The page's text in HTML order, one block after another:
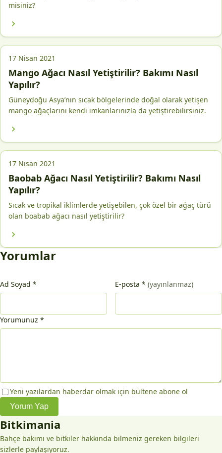
misiniz?
17 Nisan 2021
Mango Ağacı Nasıl Yetiştirilir? Bakımı Nasıl
Yapılır?
Güneydoğu Asya’nın sıcak bölgelerinde doğal olarak yetişen
mango ağaçlarını kendi imkanlarınızla da yetiştirebilirsiniz.
17 Nisan 2021
Baobab Ağacı Nasıl Yetiştirilir? Bakımı Nasıl
Yapılır?
Sıcak ve tropikal iklimlerde yetişebilen, çok özel bir ağaç türü
olan boabab ağacı nasıl yetiştirilir?
Yorumlar
Ad Soyad * E-posta * (yayınlanmaz)
Yorumunuz *
Yeni yazılardan haberdar olmak için bültene abone ol
Yorum Yap
Bitkimania
Bahçe bakımı ve bitkiler hakkında bilmeniz gereken bilgileri
sizlerle paylaşıyoruz.